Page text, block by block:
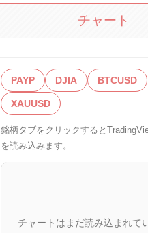
チャート
PAYP DJIA BTCUSD
XAUUSD
銘柄タブをクリックすると
を読み込みます。
チャートはまだ読み込まれて